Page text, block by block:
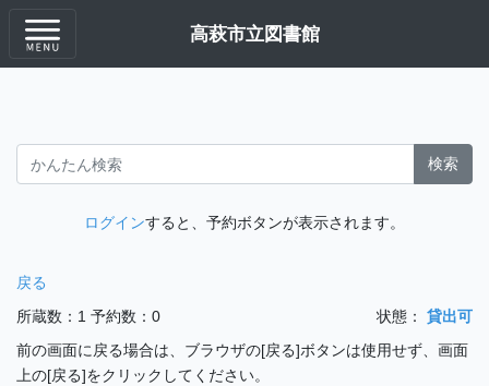
高萩市立図書館
検索
ログインすると、予約ボタンが表示されます。
戻る
所蔵数：1 予約数：0 状態：
貸出可
前の画面に戻る場合は、ブラウザの[戻る]ボタンは使用せず、画面
上の[戻る]をクリックしてください。